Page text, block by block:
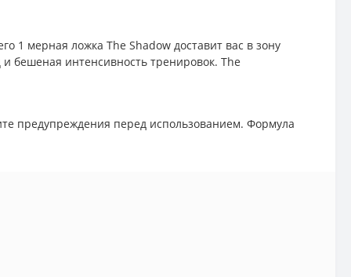
1 мерная ложка The Shadow доставит вас в зону
бешеная интенсивность тренировок. The
предупреждения перед использованием. Формула